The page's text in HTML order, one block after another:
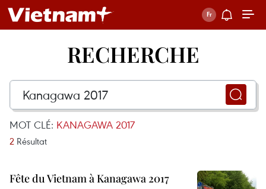
RECHERCHE
MOT CLÉ: KANAGAWA 2017
2 Résultat
Fête du Vietnam à Kanagawa 2017